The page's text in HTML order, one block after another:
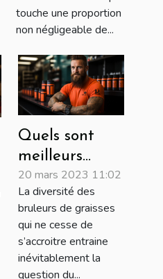
touche une proportion
non négligeable de...
Quels sont
meilleurs
bruleurs de
graisses
homme et
femme ?
20 mars 2023 11:02
La diversité des
bruleurs de graisses
qui ne cesse de
s’accroitre entraine
inévitablement la
question du...